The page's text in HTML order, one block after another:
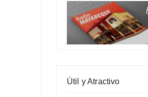
Útil y Atractivo